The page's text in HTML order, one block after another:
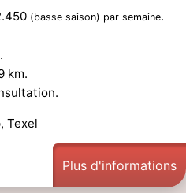
(basse saison) par semaine.
km.
Texel
Plus d'informations